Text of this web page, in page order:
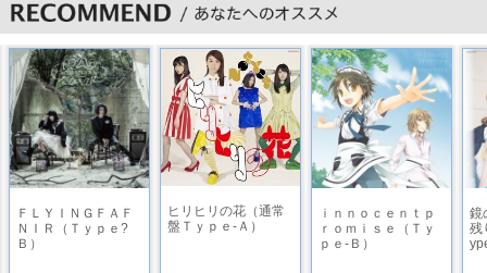
ＦＬＹＩＮＧＦＡＦ
ＮＩＲ（Ｔｙｐｅ?
Ｂ）
ヒリヒリの花（通常
盤Ｔｙｐｅ-Ａ）
ｉｎｎｏｃｅｎｔｐ
ｒｏｍｉｓｅ（Ｔｙ
ｐｅ-Ｂ）
鏡
残